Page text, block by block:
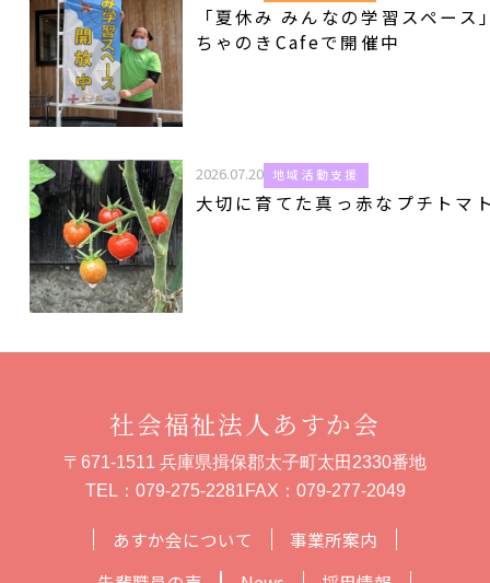
「夏休み みんなの学習スペース
ちゃのきCafeで開催中
2026.07.20 地域活動支援
大切に育てた真っ赤なプチトマ
あすか会について
事業所案内
社会福祉法人あすか会
〒671-1511 兵庫県揖保郡太子町太田2330番地
TEL： 079-275-2281FAX：079-277-2049